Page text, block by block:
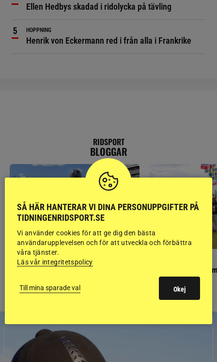
Ellen Hedbys skadad i ridolycka på tävling
HOPPNING
Henrik von Eckermann red i från alla i Frankrike
RIDSPORT
BLOGGAR
PONNYPAPPAN
Finaldag med
SÅ HÄR HANTERAR VI DINA PERSONUPPGIFTER PÅ
TIDNINGENRIDSPORT.SE
Vi använder cookies för att ge dig den bästa
användarupplevelsen och för att utveckla och förbättra
våra tjänster.
Läs vår integritetspolicy
Till mina sparade val Okej